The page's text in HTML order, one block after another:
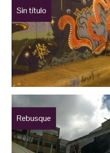
Sin título
Rebusque